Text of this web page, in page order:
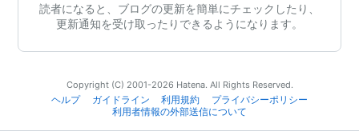
読者になると、ブログの更新を簡単にチェックしたり、
更新通知を受け取ったりできるようになります。
Copyright (C) 2001-2026 Hatena. All Rights Reserved.
ヘルプ
ガイドライン 利用規約
プライバシーポリシー
利用者情報の外部送信について